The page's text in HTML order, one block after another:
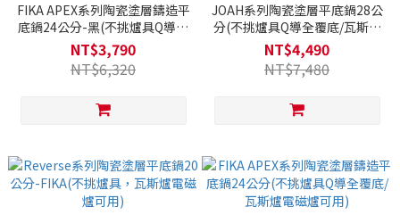
FIKA APEX系列陶瓷塗層鑄造平
底鍋24公分-黑(不挑爐具Q導全
覆底/瓦斯爐電磁爐可用)
NT$3,790
NT$6,320
JOAH系列陶瓷塗層平底鍋28公
分(不挑爐具Q導全覆底/瓦斯爐
電磁爐可用)
NT$4,490
NT$7,480